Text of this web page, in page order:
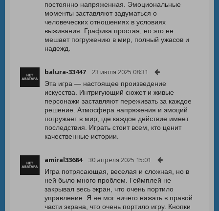
постоянно напряженная. Эмоциональные
моменты заставляют задуматься о
человеческих отношениях в условиях
выживания. Графика простая, но это не
мешает погружению в мир, полный ужасов и
надежд.
balura-33447 23 июля 2025 08:31
Эта игра — настоящее произведение
искусства. Интригующий сюжет и живые
персонажи заставляют переживать за каждое
решение. Атмосфера напряжения и эмоций
погружает в мир, где каждое действие имеет
последствия. Играть стоит всем, кто ценит
качественные истории.
amiral33684 30 апреля 2025 15:01
Игра потрясающая, веселая и сложная, но в
ней было много проблем. Геймплей не
закрывал весь экран, что очень портило
управление. Я не мог ничего нажать в правой
части экрана, что очень портило игру. Кнопки